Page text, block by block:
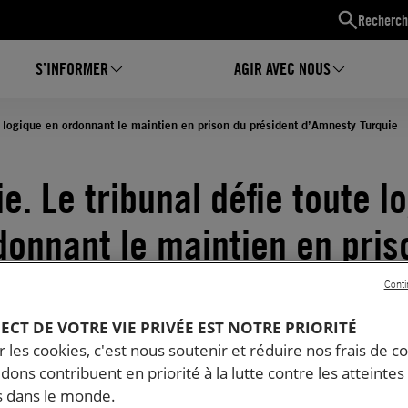
S’INFORMER AGIR AVEC NOUS
en ordonnant le maintien en prison du président d’Amnesty Turquie
Le tribunal défie toute
le maintien en
Temps de lecture estimé : 3 minutes
D'EXPRESSION
DE VOTRE VIE PRIVÉE EST NOTRE PRIORITÉ
les cookies, c'est nous soutenir et réduire nos frais de
contribuent en priorité à la lutte contre les
dans le monde.